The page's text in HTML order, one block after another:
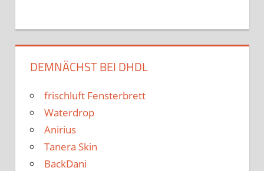
DEMNÄCHST BEI DHDL
frischluft Fensterbrett
Waterdrop
Anirius
Tanera Skin
BackDani